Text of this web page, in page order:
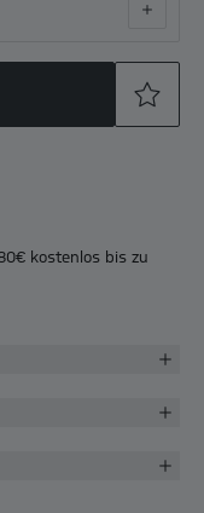
kostenlos bis zu